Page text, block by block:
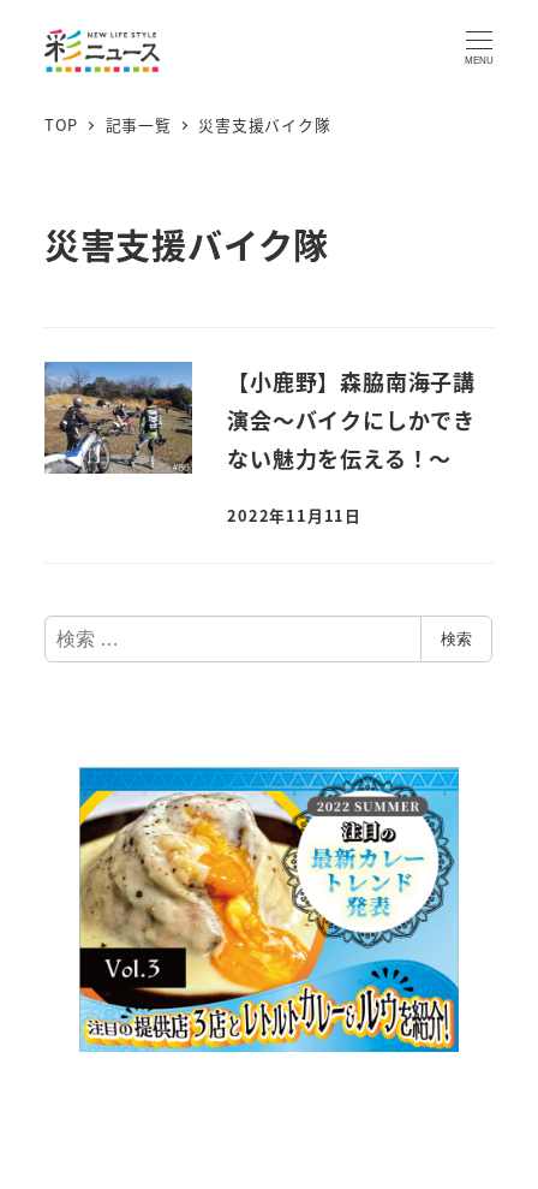
MENU
TOP 記事一覧 災害支援バイク隊
災害支援バイク隊
【小鹿野】森脇南海子講
演会～バイクにしかでき
ない魅力を伝える！～
2022年11月11日
検
索
検索